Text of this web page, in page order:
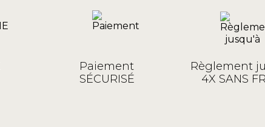
Paiement
SÉCURISÉ
Règlement
4X SANS